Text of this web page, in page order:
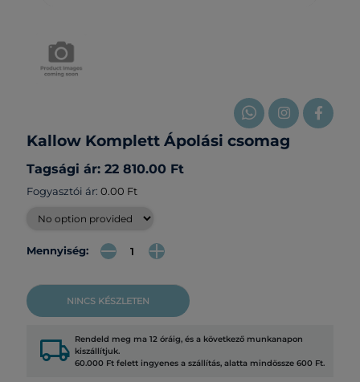
Kallow Komplett Ápolási csomag
Tagsági ár: 22 810.00 Ft
Fogyasztói ár: 0.00 Ft
Mennyiség:
NINCS KÉSZLETEN
local_shipping Rendeld meg ma 12 óráig, és a következő munkanapon
kiszállítjuk.
60.000 Ft felett ingyenes a szállítás, alatta mindössze 600 Ft.